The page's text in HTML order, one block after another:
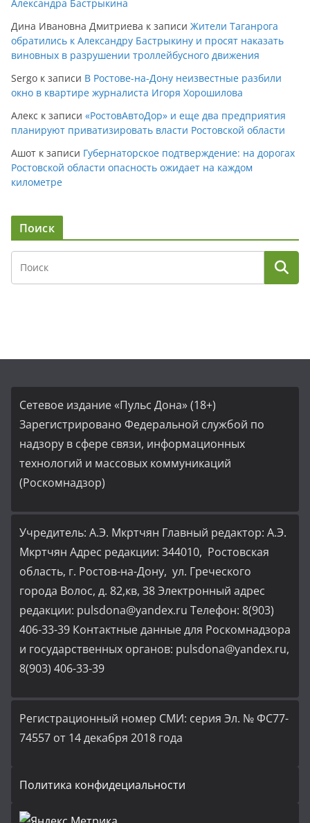
Александра Бастрыкина
Дина Ивановна Дмитриева к записи Жители Таганрога
обратились к Александру Бастрыкину и просят наказать
виновных в разрушении троллейбусного движения
Sergo к записи В Ростове-на-Дону неизвестные разбили
окно в квартире журналиста Игоря Хорошилова
Алекс к записи «РостовАвтоДор» и еще два предприятия
планируют приватизировать власти Ростовской области
Ашот к записи Губернаторское подтверждение: на дорогах
Ростовской области опасность ожидает на каждом
километре
Поиск
Сетевое издание «Пульс Дона» (18+)
Зарегистрировано Федеральной службой по
надзору в сфере связи, информационных
технологий и массовых коммуникаций
(Роскомнадзор)
Учредитель: А.Э. Мкртчян Главный редактор: А.Э.
Мкртчян Адрес редакции: 344010, Ростовская
область, г. Ростов-на-Дону, ул. Греческого
города Волос, д. 82,кв, 38 Электронный адрес
редакции: pulsdona@yandex.ru Телефон: 8(903)
406-33-39 Контактные данные для Роскомнадзора
и государственных органов: pulsdona@yandex.ru,
8(903) 406-33-39
Регистрационный номер СМИ: серия Эл. № ФС77-
74557 от 14 декабря 2018 года
Политика конфидециальности